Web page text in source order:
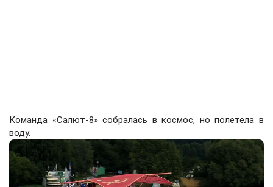
Команда «Салют-8» собралась в космос, но полетела в
воду.